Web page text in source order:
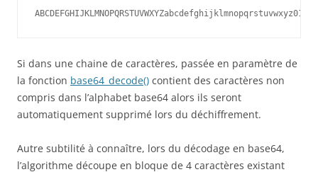
Si dans une chaine de caractères, passée en paramètre de
la fonction base64_decode() contient des caractères non
compris dans l’alphabet base64 alors ils seront
automatiquement supprimé lors du déchiffrement.
Autre subtilité à connaître, lors du décodage en base64,
l’algorithme découpe en bloque de 4 caractères existant